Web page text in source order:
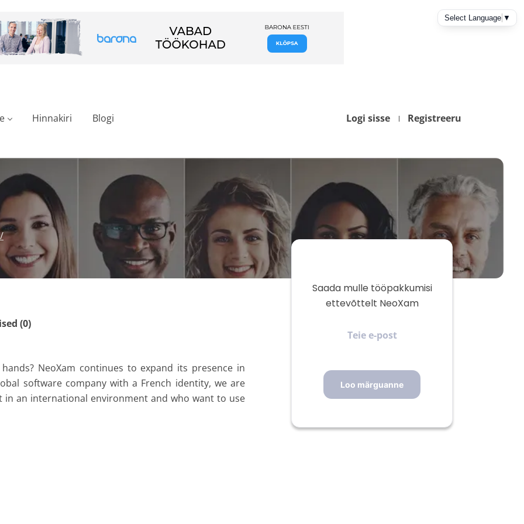
Logi sisse Registreeru
Hinnakiri Blogi
(0)
NeoXam continues to expand its presence in
software company with a French identity, we are
an international environment and who want to use
Saada mulle tööpakkumisi
ettevõttelt NeoXam